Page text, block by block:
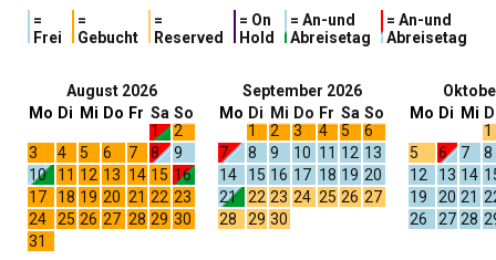
=
Frei
=
Gebucht
=
Reserved
= On
Hold
= An-und
Abreisetag
= An-und
Abreisetag
August 2026
Mo Di Mi Do Fr Sa
1
So
2
3
4 5 6 7 8
9
10
11 12 13 14 15 16
17
18 19 20 21 22 23
24
25 26 27 28 29 30
31
September 2026
Mo Di
1
Mi
2
Do
3
Fr
4
Sa
5
So
6
7
8 9 10 11 12 13
14
15 16 17 18 19 20
21
22 23 24 25 26 27
28
29 30
Mo Di Mi
1
5
6 7
8
12
13 14
19
20 21
26
27 28